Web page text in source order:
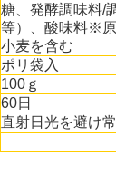
糖、発酵調味料/
等）、酸味料※原
小麦を含む
ポリ袋入
100ｇ
60日
直射日光を避け